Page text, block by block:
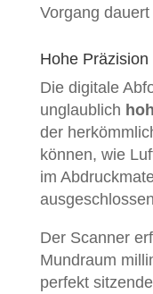
Vorgang
Hohe Präzision
Die digitale
unglaublich
der
können, wie
im
Der Scanner
Mundraum
perfekt